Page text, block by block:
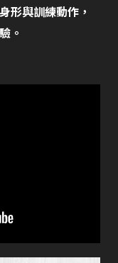
形與訓練動作，
。